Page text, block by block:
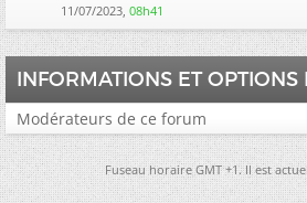
11/07/2023, 08h41
INFORMATIONS ET OPTIONS
Modérateurs de ce forum
Fuseau horaire GMT +1. Il est